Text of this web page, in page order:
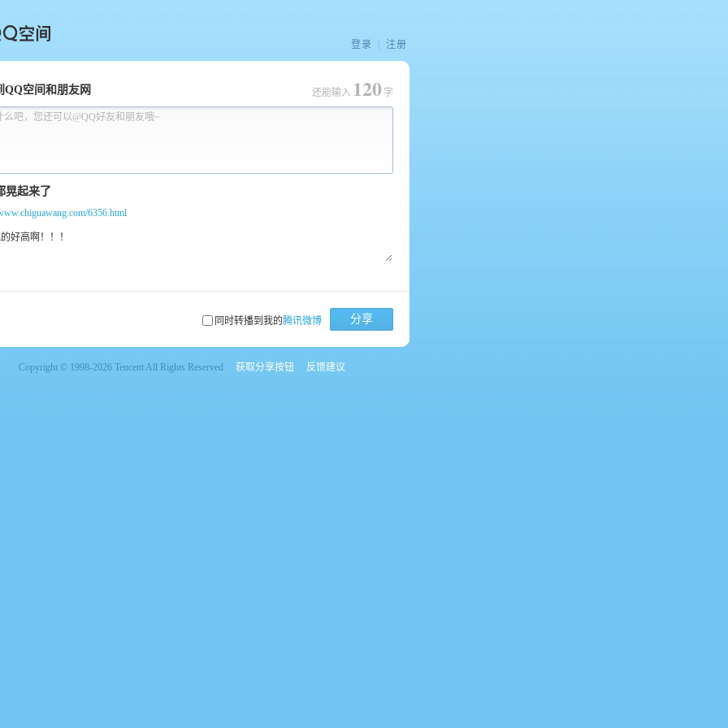
间
登录 注册
QQ空间和朋友网
么吧，您还可以@QQ好友和朋友哦~
还能输入 120 字
6356.html
同时转播到我的腾讯微博 分享
Copyright © 1998-2026 Tencent All Rights Reserved 获取分享按钮 反馈建议